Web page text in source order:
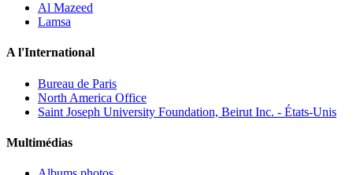
Al Mazeed
Lamsa
A l'International
Bureau de Paris
North America Office
Saint Joseph University Foundation, Beirut Inc. - États-Unis
Multimédias